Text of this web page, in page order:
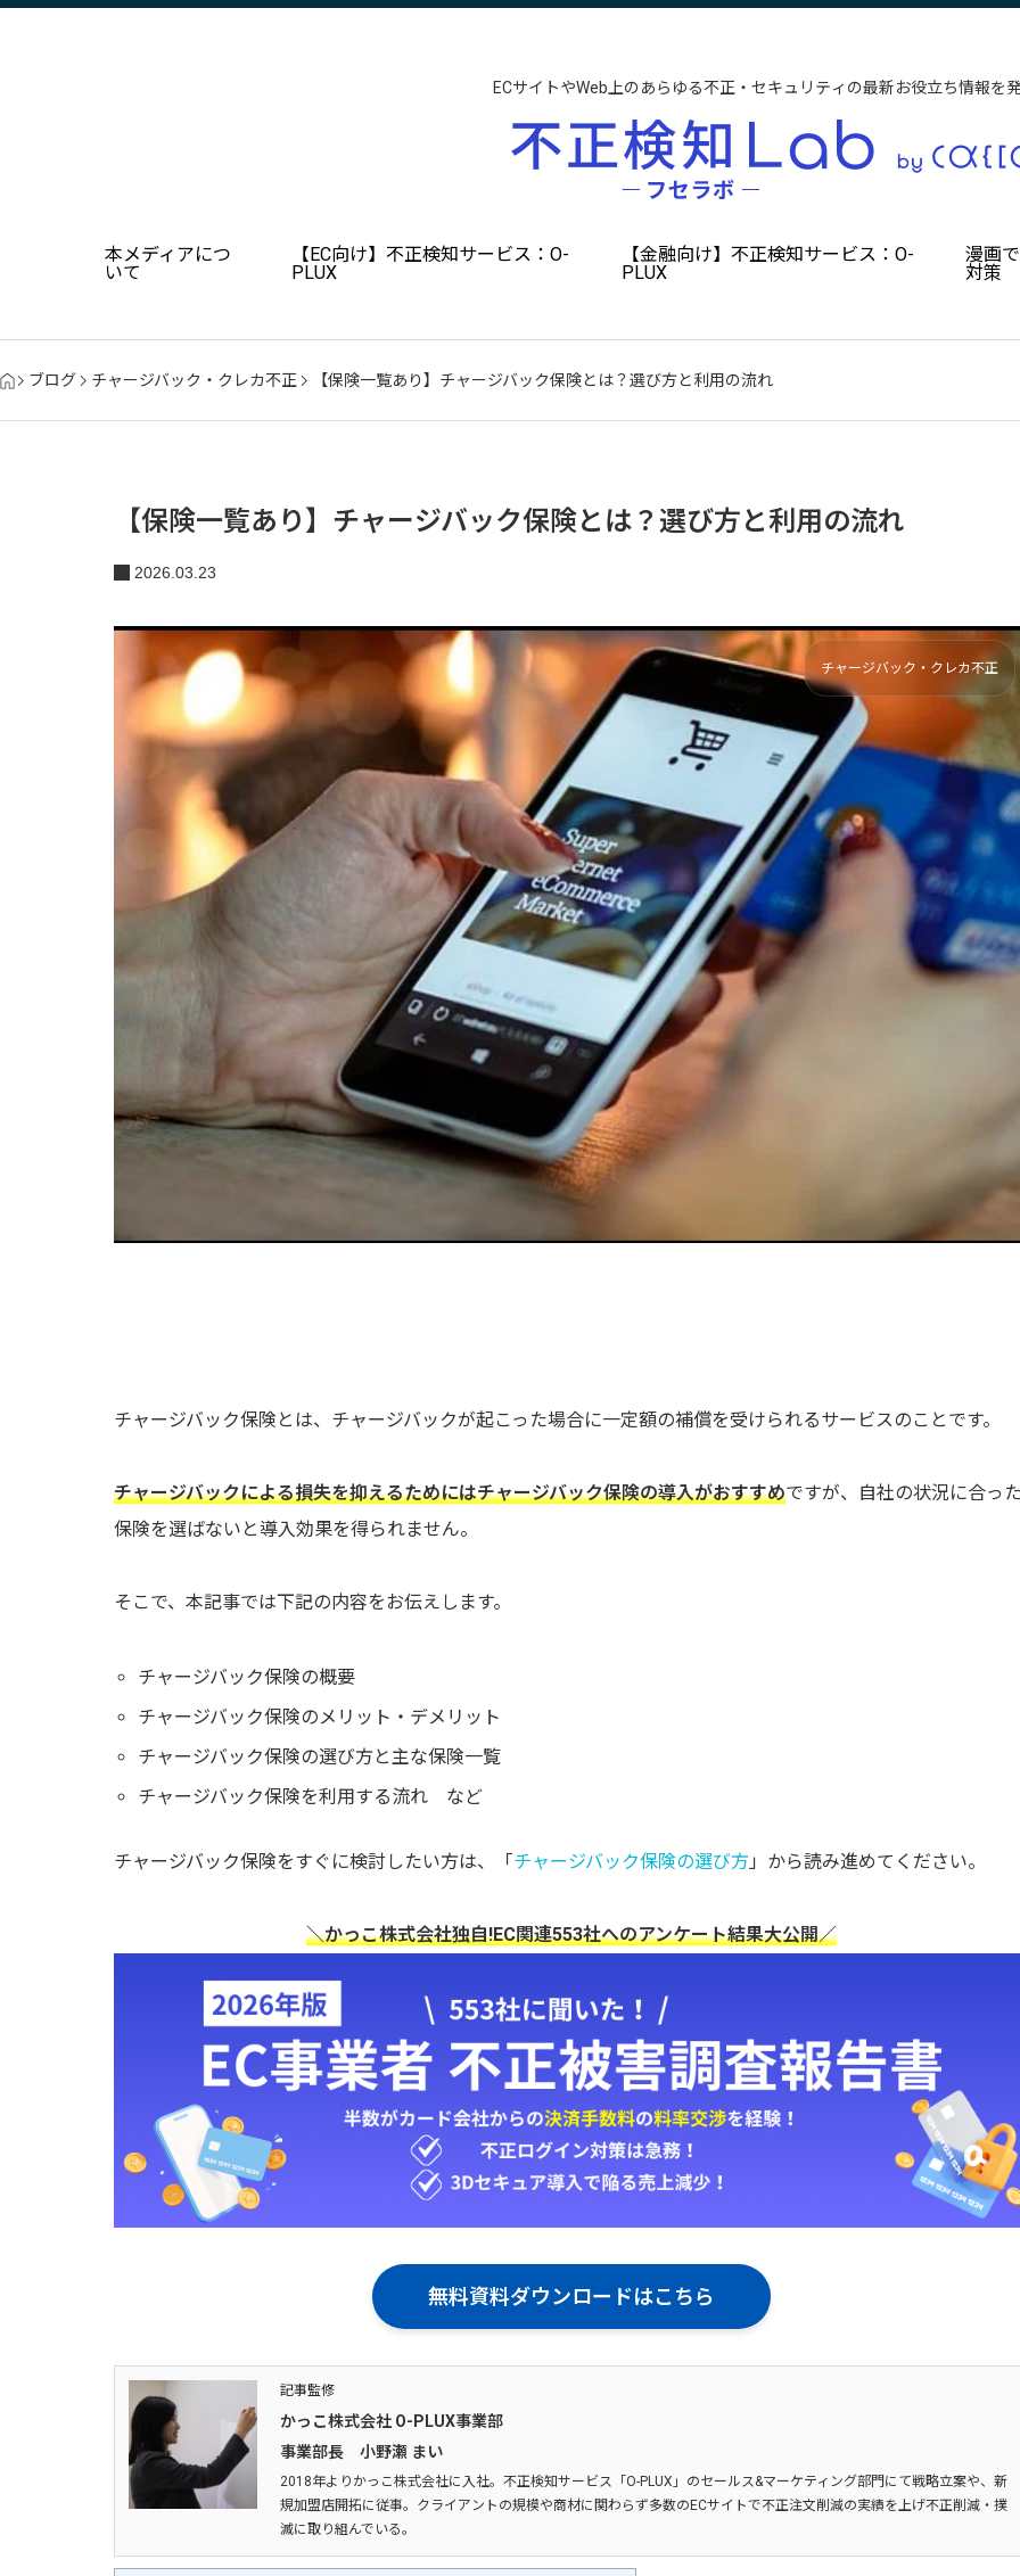
ECサイトやWeb上のあらゆる不正・セキュリティの最新お役立ち情報を
本メディアにつ
いて
【EC向け】不正検知サービス：O-
PLUX
【金融向け】不正検知サービス：O-
PLUX
漫画
対策
ブログ チャージバック・クレカ不正 【保険一覧あり】チャージバック保険とは？選び方と利用の流れ
【保険一覧あり】チャージバック保険とは？選び方と利用の流れ
2026.03.23
チャージバック・クレカ不正
チャージバック保険とは、チャージバックが起こった場合に一定額の補償を受けられるサービスのことです。
チャージバックによる損失を抑えるためにはチャージバック保険の導入がおすすめですが、自社の状況に合っ
保険を選ばないと導入効果を得られません。
そこで、本記事では下記の内容をお伝えします。
チャージバック保険の概要
チャージバック保険のメリット・デメリット
チャージバック保険の選び方と主な保険一覧
チャージバック保険を利用する流れ など
チャージバック保険をすぐに検討したい方は、「チャージバック保険の選び方 」から読み進めてください。
＼かっこ株式会社独自!EC関連553社へのアンケート結果大公開／
無料資料ダウンロードはこちら
記事監修
かっこ株式会社 O-PLUX事業部
事業部長 小野瀬 まい
2018年よりかっこ株式会社に入社。不正検知サービス「O-PLUX」のセールス&マーケティング部門にて戦略立案や、新
規加盟店開拓に従事。クライアントの規模や商材に関わらず多数のECサイトで不正注文削減の実績を上げ不正削減・撲
滅に取り組んでいる。